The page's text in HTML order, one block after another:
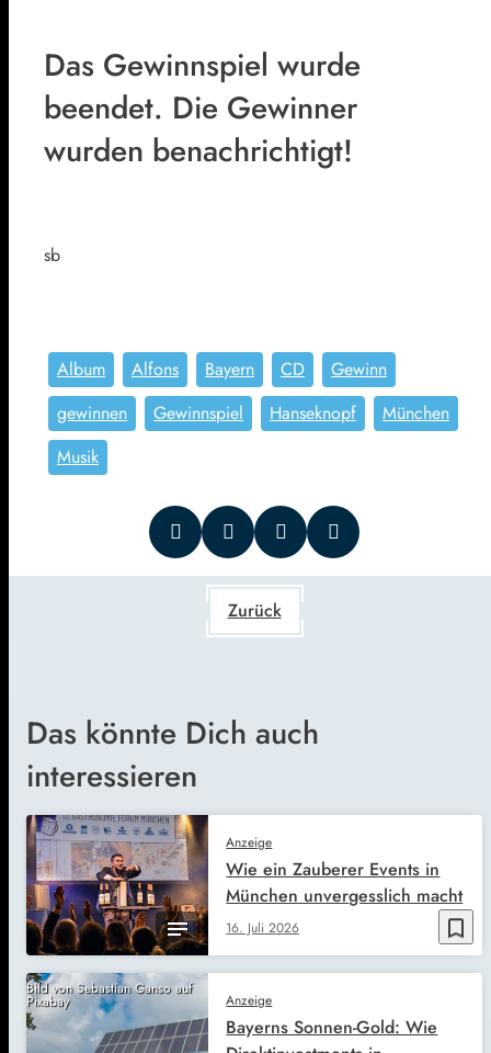
Das Gewinnspiel wurde
beendet. Die Gewinner
wurden benachrichtigt!
sb
Album Alfons Bayern CD
Gewinn
gewinnen
Gewinnspiel Hanseknopf
München
Musik
Zurück
Das könnte Dich auch
interessieren
bookmark_border
Anzeige
16. Juli 2026
Wie ein Zauberer Events in
München unvergesslich macht
Bild von Sebastian Ganso auf
Pixabay Anzeige
Bayerns Sonnen-Gold: Wie